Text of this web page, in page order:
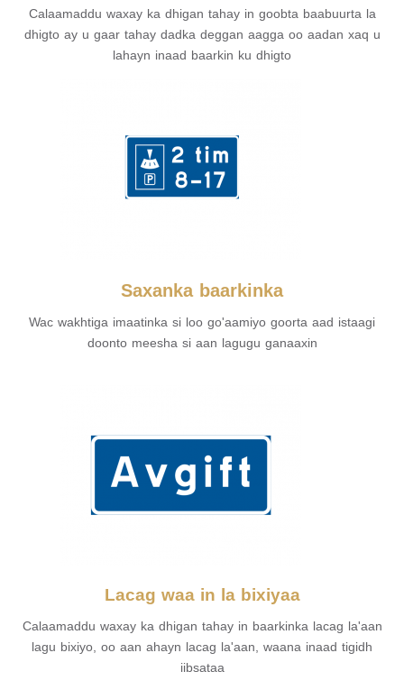
Calaamaddu waxay ka dhigan tahay in goobta baabuurta la
dhigto ay u gaar tahay dadka deggan aagga oo aadan xaq u
lahayn inaad baarkin ku dhigto
Saxanka baarkinka
Wac wakhtiga imaatinka si loo go'aamiyo goorta aad istaagi
doonto meesha si aan lagugu ganaaxin
Lacag waa in la bixiyaa
Calaamaddu waxay ka dhigan tahay in baarkinka lacag la'aan
lagu bixiyo, oo aan ahayn lacag la'aan, waana inaad tigidh
iibsataa